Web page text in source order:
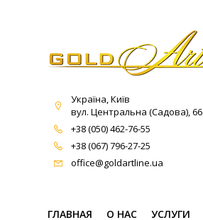
Україна, Київ
вул. Центральна (Садова), 66
+38 (050) 462-76-55
+38 (067) 796-27-25
office@goldartline.ua
ГЛАВНАЯ О НАС УСЛУГИ